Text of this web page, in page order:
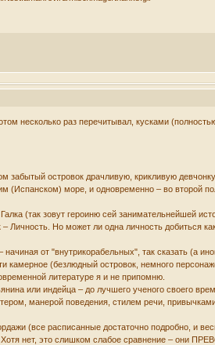
несколько раз перечитывал, кусками
островок драчливую, крикливую
(Испанском) море, и одновременно – во
(так зовут героиню сей занимательнейшей
Но может ли одна личность добиться
от "внутрикорабельных", так сказать (а
камерное (безлюдный островок, немного
литературе я и не припомню.
или индейца – до лучшего ученого своего
манерой поведения, стилем речи,
(все расписанные достаточно подробно, и
нет, это слишком слабое сравнение – они